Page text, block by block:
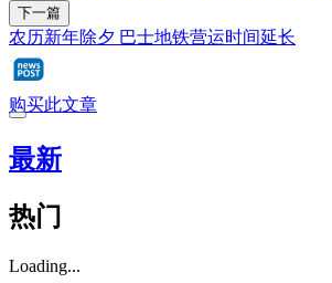
下一篇
农历新年除夕 巴士地铁营运时间延长
购买此文章
最新
热门
Loading...